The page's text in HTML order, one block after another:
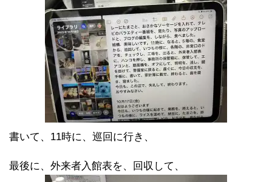
書いて、11時に、巡回に行き、
最後に、外来者入館表を、回収して、